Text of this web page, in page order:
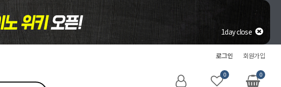
1day close
회원가입
로그인
0
0